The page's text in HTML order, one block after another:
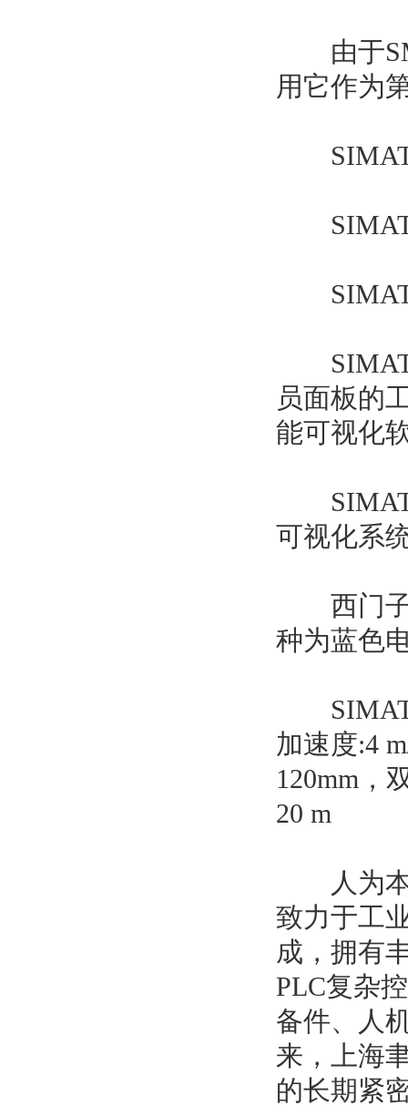
由于
用它作为
员面板的
能可视化
可视化系
西门子
种为蓝色
加速度:4
120mm，
20 m
人为本
致力于工
成，拥有
PLC复杂
备件、人
来，上海
的长期紧